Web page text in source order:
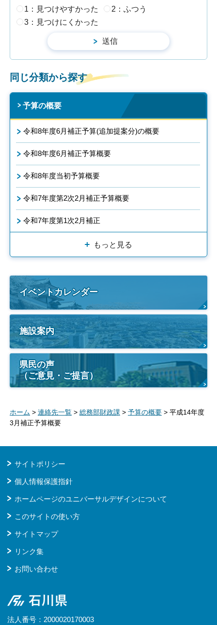
1：見つけやすかった
2：ふつう
3：見つけにくかった
同じ分類から探す
予算の概要
令和8年度6月補正予算(追加提案分)の概要
令和8年度6月補正予算概要
令和8年度当初予算概要
令和7年度第2次2月補正予算概要
令和7年度第1次2月補正
もっと見る
イベントカレンダー
施設案内
県民の声
（ご意見・ご提言）
ホーム > 連絡先一覧 > 総務部財政課 > 予算の概要 > 平成14年度
3月補正予算概要
サイトポリシー
個人情報保護指針
ホームページのユニバーサルデザインについて
このサイトの使い方
サイトマップ
リンク集
お問い合わせ
石川県
法人番号：2000020170003